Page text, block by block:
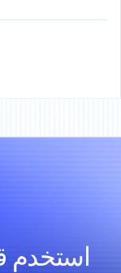
استخدم